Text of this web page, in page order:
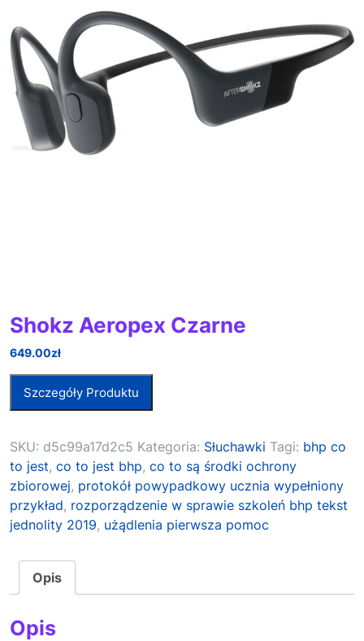
Shokz Aeropex Czarne
649.00zł
Szczegóły Produktu
SKU: d5c99a17d2c5 Kategoria: Słuchawki Tagi: bhp co
to jest, co to jest bhp, co to są środki ochrony
zbiorowej, protokół powypadkowy ucznia wypełniony
przykład, rozporządzenie w sprawie szkoleń bhp tekst
jednolity 2019, użądlenia pierwsza pomoc
Opis
Opis